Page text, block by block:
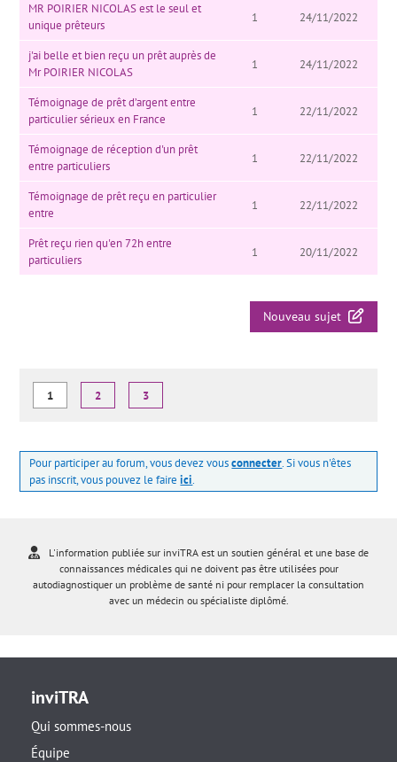
MR POIRIER NICOLAS est le seul et
unique prêteurs
1 24/11/2022
j'ai belle et bien reçu un prêt auprès de
Mr POIRIER NICOLAS
1 24/11/2022
Témoignage de prêt d’argent entre
particulier sérieux en France
1 22/11/2022
Témoignage de réception d'un prêt
entre particuliers
1 22/11/2022
Témoignage de prêt reçu en particulier
entre
1 22/11/2022
Prêt reçu rien qu'en 72h entre
particuliers
1 20/11/2022
Nouveau sujet
1 2 3
Pour participer au forum, vous devez vousconnecter. Si vous n'êtes
pas inscrit, vous pouvez le faireici.
L'information publiée sur inviTRA est un soutien général et une base de
connaissances médicales qui ne doivent pas être utilisées pour
autodiagnostiquer un problème de santé ni pour remplacer la consultation
avec un médecin ou spécialiste diplômé.
inviTRA
Qui sommes-nous
Équipe